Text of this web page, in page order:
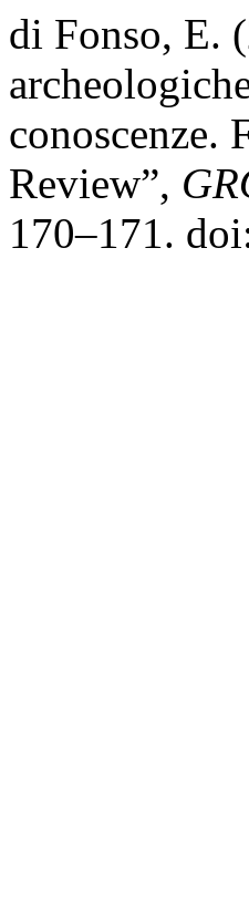
di Fonso, E.
conoscenze.
Review”,
170–171.